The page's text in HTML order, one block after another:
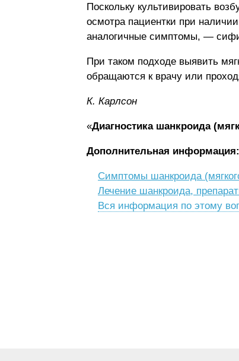
Поскольку культивировать
осмотра пациентки при
аналогичные симптомы, —
При таком подходе выявить
обращаются к врачу или
К. Карлсон
«Диагностика шанкроида
Дополнительная информация:
Симптомы шанкроида
Лечение шанкроида,
Вся информация по этому